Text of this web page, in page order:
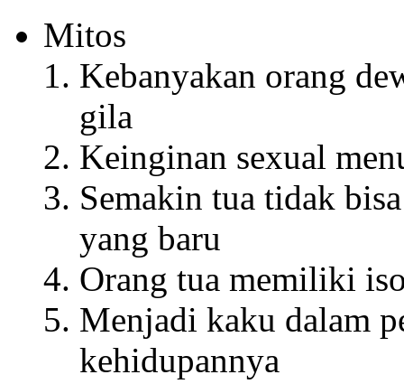
Mitos
Kebanyakan orang
gila
Keinginan sexual
Semakin tua tidak
yang baru
Orang tua memiliki
Menjadi kaku dalam
kehidupannya